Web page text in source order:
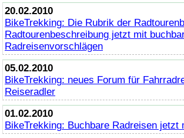
20.02.2010
BikeTrekking: Die Rubrik der
Radtourenbeschreibung jetzt mit
Radreisenvorschlägen
05.02.2010
BikeTrekking: neues Forum für
Reiseradler
01.02.2010
BikeTrekking: Buchbare Radreisen jetzt